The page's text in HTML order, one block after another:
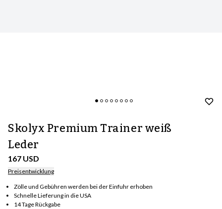
Skolyx Premium Trainer weiß
Leder
167 USD
Preisentwicklung
Zölle und Gebühren werden bei der Einfuhr erhoben
Schnelle Lieferung in die USA
14 Tage Rückgabe